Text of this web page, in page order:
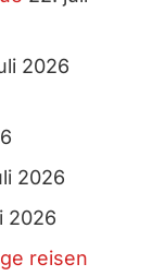
2026
2026
2026
reisen